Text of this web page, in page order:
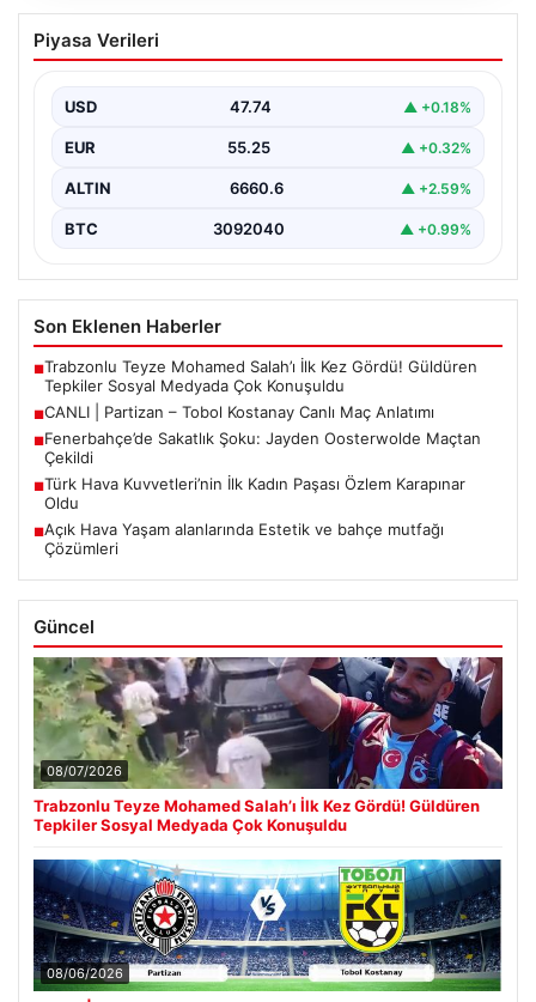
CANLI | Partizan – Tobol Kostanay Canlı
Maç Anlatımı
Piyasa Verileri
USD 47.74 ▲ +0.18%
EUR 55.25 ▲ +0.32%
ALTIN 6660.6 ▲ +2.59%
BTC 3092040 ▲ +0.99%
Son Eklenen Haberler
■Trabzonlu Teyze Mohamed Salah’ı İlk Kez Gördü! Güldüren
Tepkiler Sosyal Medyada Çok Konuşuldu
■CANLI | Partizan – Tobol Kostanay Canlı Maç Anlatımı
■Fenerbahçe’de Sakatlık Şoku: Jayden Oosterwolde Maçtan
Çekildi
■Türk Hava Kuvvetleri’nin İlk Kadın Paşası Özlem Karapınar
Oldu
■Açık Hava Yaşam alanlarında Estetik ve bahçe mutfağı
Çözümleri
Güncel
08/07/2026
Trabzonlu Teyze Mohamed Salah’ı İlk Kez Gördü! Güldüren
Tepkiler Sosyal Medyada Çok Konuşuldu
08/06/2026